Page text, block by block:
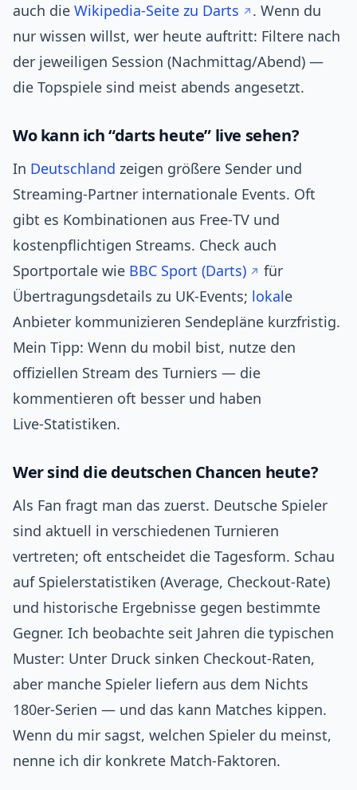
auch die Wikipedia‑Seite zu Darts
. Wenn du
nur wissen willst, wer heute auftritt: Filtere nach
der jeweiligen Session (Nachmittag/Abend) —
die Topspiele sind meist abends angesetzt.
Wo kann ich “darts heute” live sehen?
In Deutschland zeigen größere Sender und
Streaming‑Partner internationale Events. Oft
gibt es Kombinationen aus Free‑TV und
kostenpflichtigen Streams. Check auch
Sportportale wie BBC Sport (Darts)
für
Übertragungsdetails zu UK‑Events; lokale
Anbieter kommunizieren Sendepläne kurzfristig.
Mein Tipp: Wenn du mobil bist, nutze den
offiziellen Stream des Turniers — die
kommentieren oft besser und haben
Live‑Statistiken.
Wer sind die deutschen Chancen heute?
Als Fan fragt man das zuerst. Deutsche Spieler
sind aktuell in verschiedenen Turnieren
vertreten; oft entscheidet die Tagesform. Schau
auf Spielerstatistiken (Average, Checkout‑Rate)
und historische Ergebnisse gegen bestimmte
Gegner. Ich beobachte seit Jahren die typischen
Muster: Unter Druck sinken Checkout‑Raten,
aber manche Spieler liefern aus dem Nichts
180er‑Serien — und das kann Matches kippen.
Wenn du mir sagst, welchen Spieler du meinst,
nenne ich dir konkrete Match‑Faktoren.